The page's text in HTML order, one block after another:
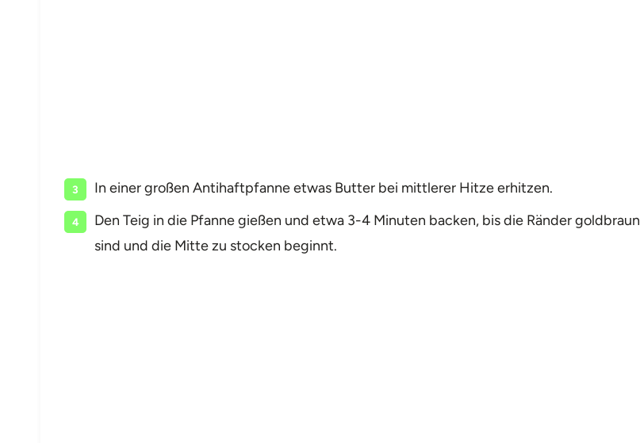
In einer großen Antihaftpfanne etwas Butter bei mittlerer Hitze erhitzen.
Den Teig in die Pfanne gießen und etwa 3-4 Minuten backen, bis die Ränder goldbraun
sind und die Mitte zu stocken beginnt.